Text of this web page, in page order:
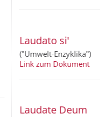
Laudato si'
("Umwelt-Enzyklika")
Link zum Dokument
Laudate Deum